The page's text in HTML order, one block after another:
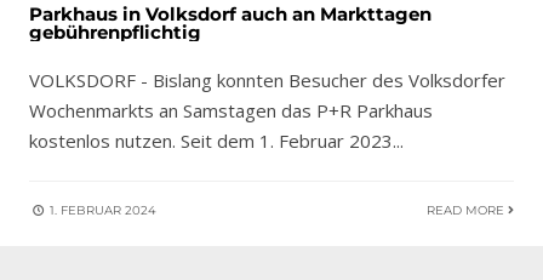
Parkhaus in Volksdorf auch an Markttagen
gebührenpflichtig
VOLKSDORF - Bislang konnten Besucher des Volksdorfer
Wochenmarkts an Samstagen das P+R Parkhaus
kostenlos nutzen. Seit dem 1. Februar 2023...
1. FEBRUAR 2024 READ MORE